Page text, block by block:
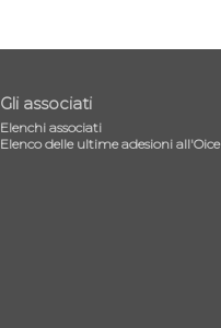
Gli associati
Elenchi associati
Elenco delle ultime adesioni all'Oice